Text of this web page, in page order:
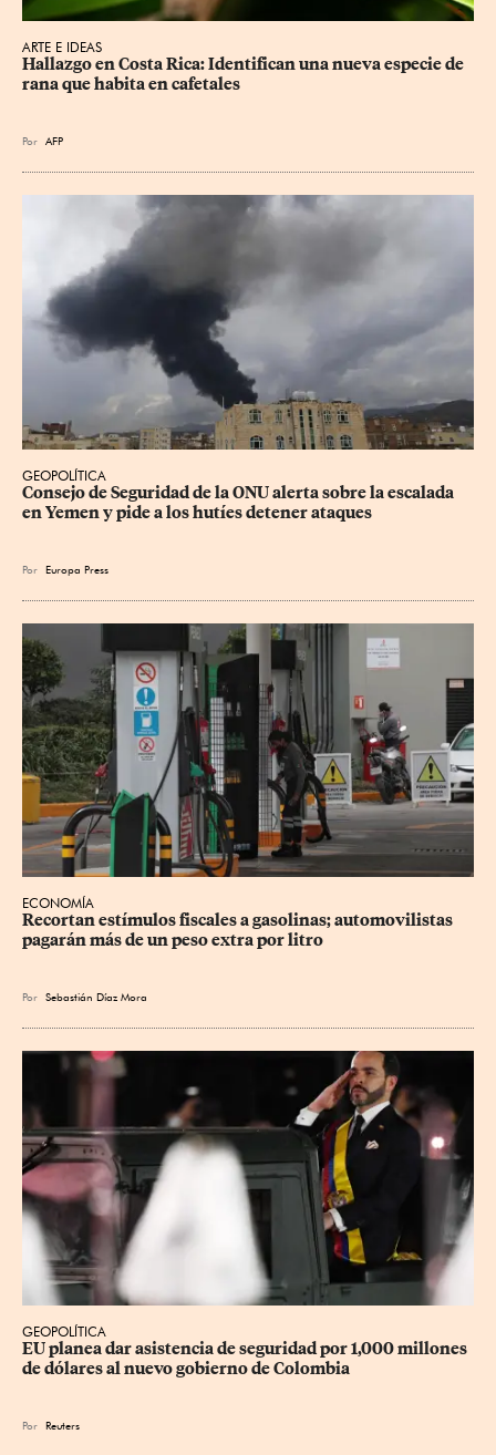
ARTE E IDEAS
Hallazgo en Costa Rica: Identifican una nueva especie de
rana que habita en cafetales
Por AFP
GEOPOLÍTICA
Consejo de Seguridad de la ONU alerta sobre la escalada
en Yemen y pide a los hutíes detener ataques
Por Europa Press
ECONOMÍA
Recortan estímulos fiscales a gasolinas; automovilistas
pagarán más de un peso extra por litro
Por Sebastián Díaz Mora
GEOPOLÍTICA
EU planea dar asistencia de seguridad por 1,000 millones
de dólares al nuevo gobierno de Colombia
Por Reuters